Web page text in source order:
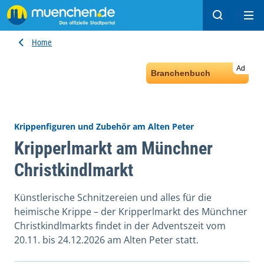
Search
Home
Ad
Branchenbuch
Krippenfiguren und Zubehör am Alten Peter
Kripperlmarkt am Münchner
Christkindlmarkt
Künstlerische Schnitzereien und alles für die
heimische Krippe – der Kripperlmarkt des Münchner
Christkindlmarkts findet in der Adventszeit vom
20.11. bis 24.12.2026 am Alten Peter statt.